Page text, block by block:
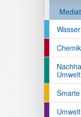
Umwelt